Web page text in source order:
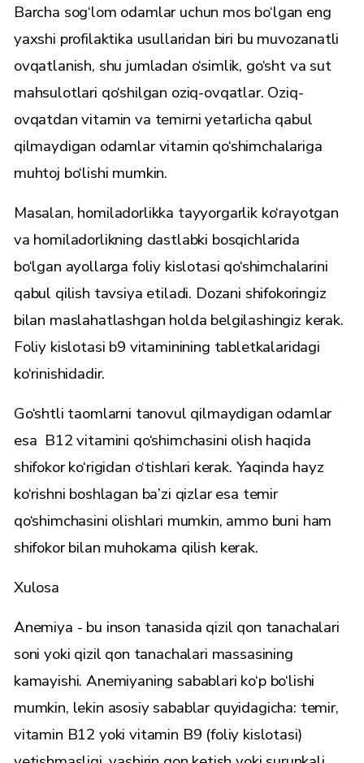
Barcha sog‘lom odamlar uchun mos bo‘lgan eng
yaxshi profilaktika usullaridan biri bu muvozanatli
ovqatlanish, shu jumladan o‘simlik, go‘sht va sut
mahsulotlari qo‘shilgan oziq-ovqatlar. Oziq-
ovqatdan vitamin va temirni yetarlicha qabul
qilmaydigan odamlar vitamin qo‘shimchalariga
muhtoj bo‘lishi mumkin.
Masalan, homiladorlikka tayyorgarlik ko‘rayotgan
va homiladorlikning dastlabki bosqichlarida
bo‘lgan ayollarga foliy kislotasi qo‘shimchalarini
qabul qilish tavsiya etiladi. Dozani shifokoringiz
bilan maslahatlashgan holda belgilashingiz kerak.
Foliy kislotasi b9 vitaminining tabletkalaridagi
ko‘rinishidadir.
Go‘shtli taomlarni tanovul qilmaydigan odamlar
esa B12 vitamini qo‘shimchasini olish haqida
shifokor ko‘rigidan o‘tishlari kerak. Yaqinda hayz
ko‘rishni boshlagan ba’zi qizlar esa temir
qo‘shimchasini olishlari mumkin, ammo buni ham
shifokor bilan muhokama qilish kerak.
Xulosa
Anemiya - bu inson tanasida qizil qon tanachalari
soni yoki qizil qon tanachalari massasining
kamayishi. Anemiyaning sabablari ko‘p bo‘lishi
mumkin, lekin asosiy sabablar quyidagicha: temir,
vitamin B12 yoki vitamin B9 (foliy kislotasi)